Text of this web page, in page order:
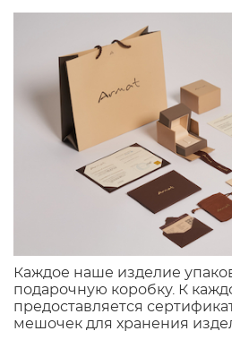
Каждое наше изделие
подарочную коробку. К
предоставляется
мешочек для хранения